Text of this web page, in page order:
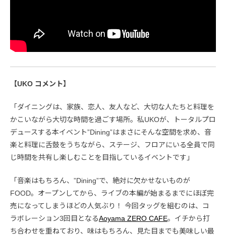
【UKO コメント】
「ダイニングは、家族、恋人、友人など、大切な人たちと料理を
かこいながら大切な時間を過ごす場所。私UKOが、トータルプロ
デュースする本イベント”Dining”はまさにそんな空間を求め、音
楽と料理に舌鼓をうちながら、ステージ、フロアにいる全員で同
じ時間を共有し楽しむことを目指しているイベントです」
「音楽はもちろん、”Dining”で、絶対に欠かせないものが
FOOD。オープンしてから、ライブの本編が始まるまでにほぼ完
売になってしまうほどの人気ぶり！ 今回タッグを組むのは、コ
ラボレーション3回目となるAoyama ZERO CAFE。イチから打
ち合わせを重ねており、味はもちろん、見た目までも美味しい最